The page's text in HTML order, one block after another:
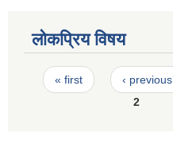
लोकप्रिय विषय
Pages
« first ‹ previous
2